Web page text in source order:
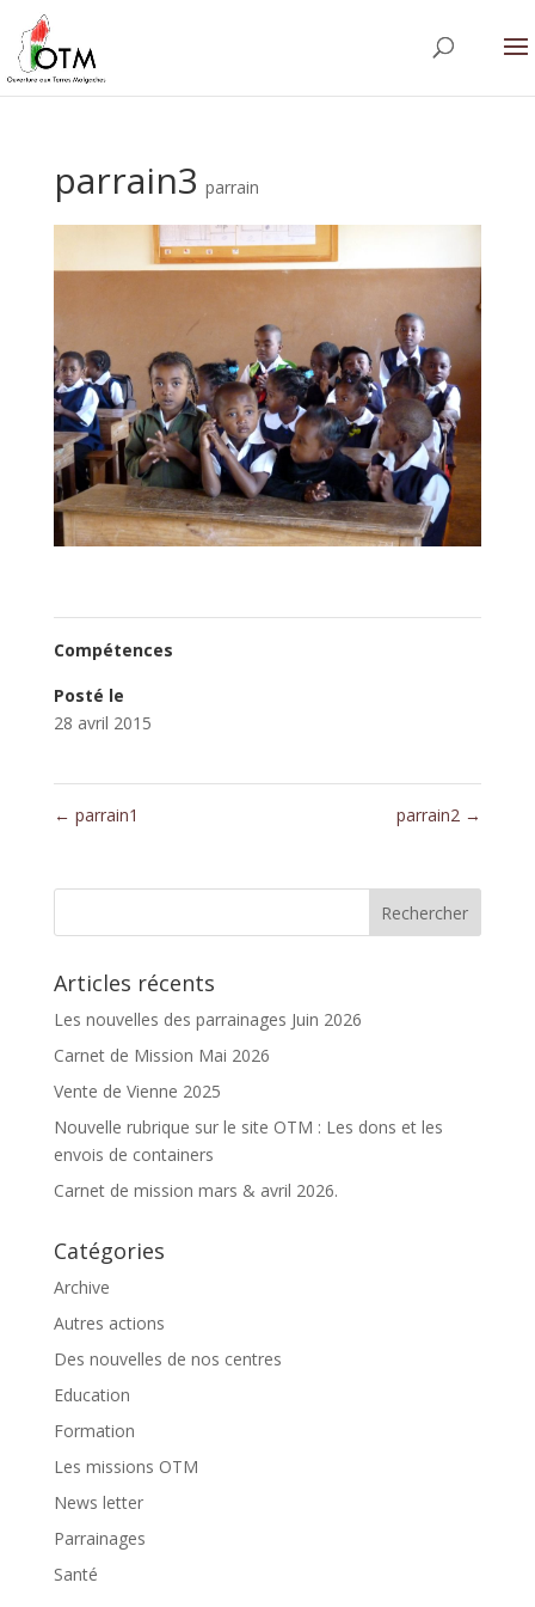
parrain3 parrain
Compétences
Posté le
28 avril 2015
← parrain1 parrain2 →
Articles récents
Les nouvelles des parrainages Juin 2026
Carnet de Mission Mai 2026
Vente de Vienne 2025
Nouvelle rubrique sur le site OTM : Les dons et les
envois de containers
Carnet de mission mars & avril 2026.
Catégories
Archive
Autres actions
Des nouvelles de nos centres
Education
Formation
Les missions OTM
News letter
Parrainages
Santé